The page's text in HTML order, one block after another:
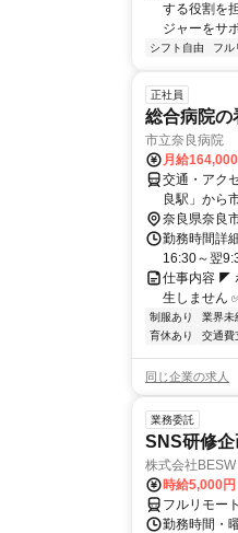
する役割を
ジャーをサ
シフト自由 フル
正社員
総合病院の
市立奈良病院
月給
交通・アク
良駅」から
下車徒歩1分
奈良県奈良
勤務時間詳
16:30～翌
仕事内容 ◤
生しません
制服あり 業界未
育休あり
交通費
同じ企業の求人
業務委託
SNS研修
株式会社BESW
時給5,000円
フルリモート
勤務時間・